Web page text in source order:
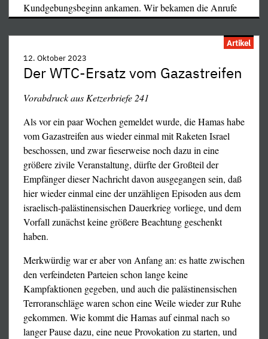
Kundgebungsbeginn ankamen. Wir bekamen die Anrufe
…
einiger Bauern vor Ort mit, die sich unter großen Opfern
auf den Weg zur Kundgebung gemacht hatten und jetzt
feststeckten. Und so erfuhr man dann auch in der
Wahrheitspresse fast nichts über die Veranstaltung,
sondern nur Berichte über die Autobahnblockade und die
Artikel
12. Oktober 2023
Der WTC-Ersatz vom Gazastreifen
Vorabdruck aus Ketzerbriefe 241
Als vor ein paar Wochen gemeldet wurde, die Hamas habe
vom Gazastreifen aus wieder einmal mit Raketen Israel
beschossen, und zwar fieserweise noch dazu in eine
größere zivile Veranstaltung, dürfte der Großteil der
Empfänger dieser Nachricht davon ausgegangen sein, daß
hier wieder einmal eine der unzähligen Episoden aus dem
israelisch-palästinensischen Dauerkrieg vorliege, und dem
Vorfall zunächst keine größere Beachtung geschenkt
haben.
Merkwürdig war er aber von Anfang an: es hatte zwischen
den verfeindeten Parteien schon lange keine
Kampfaktionen gegeben, und auch die palästinensischen
Terroranschläge waren schon eine Weile wieder zur Ruhe
gekommen. Wie kommt die Hamas auf einmal nach so
langer Pause dazu, eine neue Provokation zu starten, und